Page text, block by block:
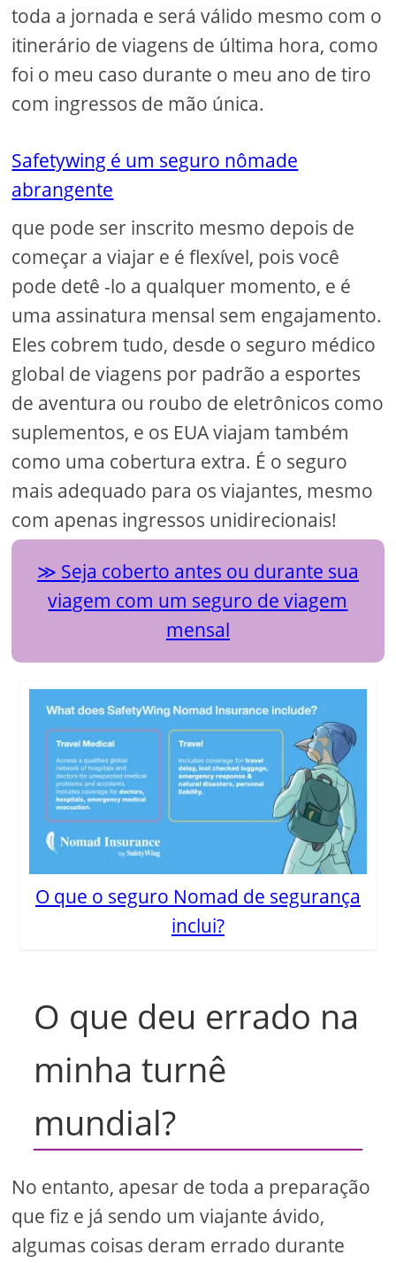
toda a jornada e será válido mesmo com o
itinerário de viagens de última hora, como
foi o meu caso durante o meu ano de tiro
com ingressos de mão única.
Safetywing é um seguro nômade
abrangente
que pode ser inscrito mesmo depois de
começar a viajar e é flexível, pois você
pode detê -lo a qualquer momento, e é
uma assinatura mensal sem engajamento.
Eles cobrem tudo, desde o seguro médico
global de viagens por padrão a esportes
de aventura ou roubo de eletrônicos como
suplementos, e os EUA viajam também
como uma cobertura extra. É o seguro
mais adequado para os viajantes, mesmo
com apenas ingressos unidirecionais!
Seja coberto antes ou durante sua
viagem com um seguro de viagem
mensal
O que o seguro Nomad de segurança
inclui?
O que deu errado na
minha turnê
mundial?
No entanto, apesar de toda a preparação
que fiz e já sendo um viajante ávido,
algumas coisas deram errado durante